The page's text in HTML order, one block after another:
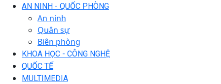
AN NINH - QUỐC PHÒNG
An ninh
Quân sự
Biên phòng
KHOA HỌC - CÔNG NGHỆ
QUỐC TẾ
MULTIMEDIA